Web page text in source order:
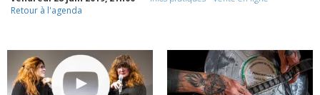
Retour à l'agenda